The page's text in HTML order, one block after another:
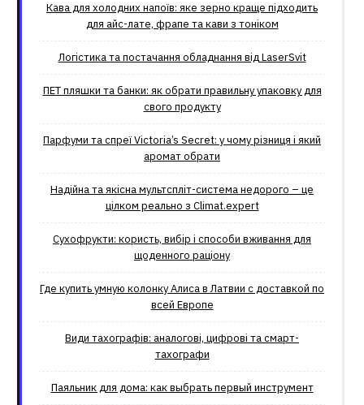
Кава для холодних напоїв: яке зерно краще підходить
для айс-лате, фрапе та кави з тоніком
Логістика та постачання обладнання від LaserSvit
ПЕТ пляшки та банки: як обрати правильну упаковку для
свого продукту
Парфуми та спреї Victoria’s Secret: у чому різниця і який
аромат обрати
Надійна та якісна мультспліт-система недорого – це
цілком реально з Climat.еxpert
Сухофрукти: користь, вибір і способи вживання для
щоденного раціону
Где купить умную колонку Алиса в Латвии с доставкой по
всей Европе
Види тахографів: аналогові, цифрові та смарт-
тахографи
Паяльник для дома: как выбрать первый инструмент